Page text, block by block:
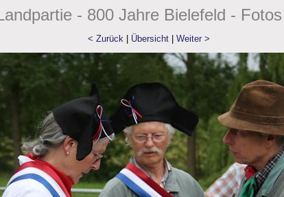
- 800 Jahre Bielefeld -
< Zurück Übersicht Weiter >